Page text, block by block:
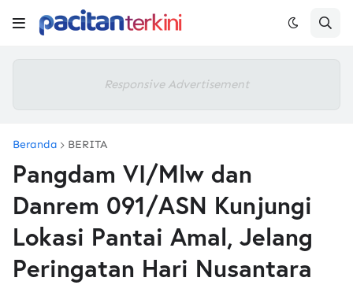
Responsive Advertisement
Beranda BERITA
Pangdam VI/Mlw dan
Danrem 091/ASN Kunjungi
Lokasi Pantai Amal, Jelang
Peringatan Hari Nusantara